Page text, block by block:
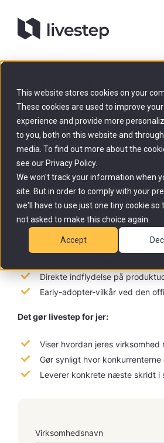
This website stores cookies on your
These cookies are used to improve
experience and provide more
to you, both on this website and
media. To find out more about the
see our Privacy Policy.
We won't track your information when
site. But in order to comply with your
we'll have to use just one tiny cookie so
not asked to make this choice again.
Accept
Tidlig adgang.
prøve.Før alle
kommer i gang.
Tilmeld dig nu og få adgang til
lancering. Gratis, personligt
til produktteamet.
Det får du i early-access-fasen:
Fuld platformadgang uden
Direkte indflydelse på
Early-adopter-vilkår ved den
Det gør livestep for jer:
Viser hvordan jeres virksomhed
Gør synligt hvor
Leverer konkrete næste skridt i
Virksomhedsnavn